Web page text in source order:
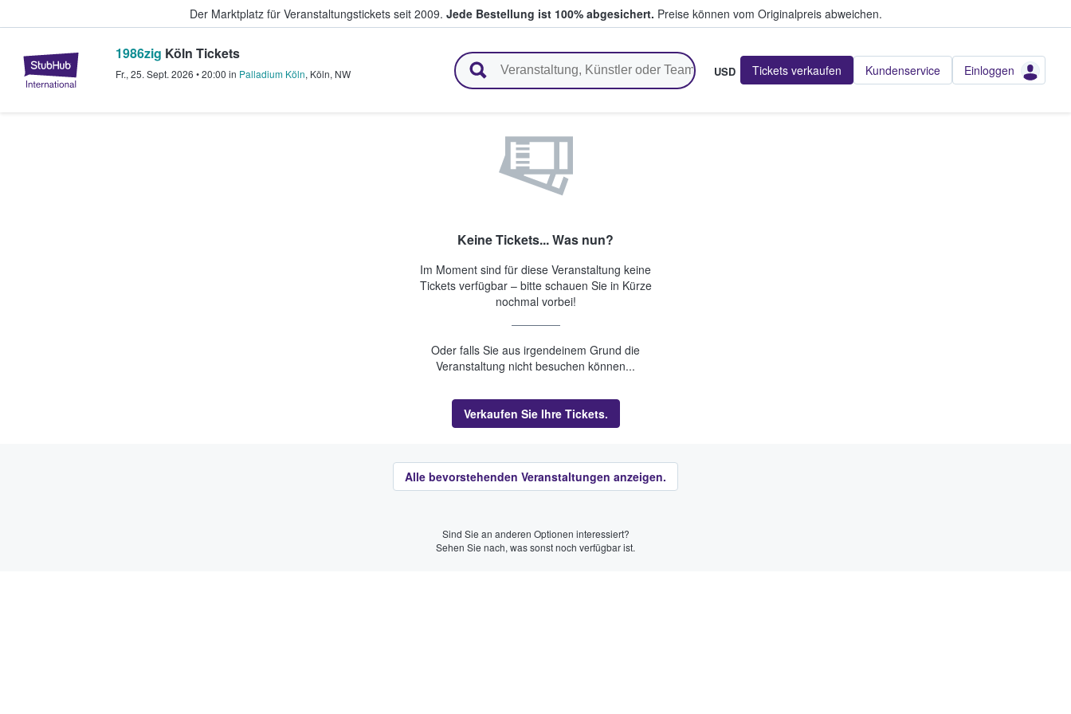
Der Marktplatz für Veranstaltungstickets seit 2009. Jede Bestellung ist 100% abgesichert. Preise können vom Originalpreis abweichen.
StubHub - Wo Fans Tickets kaufen & verkaufen
1986zig Köln Tickets
Fr., 25. Sept. 2026 •20:00 in Palladium Köln, Köln, NW USD Tickets verkaufen Kundenservice Einloggen
Keine Tickets... Was nun?
Im Moment sind für diese Veranstaltung keine
Tickets verfügbar – bitte schauen Sie in Kürze
nochmal vorbei!
Oder falls Sie aus irgendeinem Grund die
Veranstaltung nicht besuchen können...
Verkaufen Sie Ihre Tickets.
Alle bevorstehenden Veranstaltungen anzeigen.
Sind Sie an anderen Optionen interessiert?
Sehen Sie nach, was sonst noch verfügbar ist.